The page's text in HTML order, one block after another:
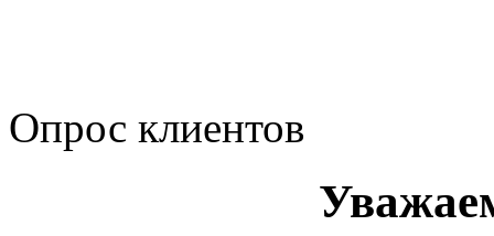
Опрос клиентов